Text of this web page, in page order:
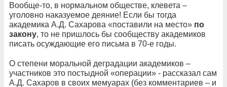
Вообще-то, в нормальном обществе, клевета –
уголовно наказуемое деяние! Если бы тогда
академика А.Д. Сахарова «поставили на место» по
закону, то не пришлось бы сообществу академиков
писать осуждающие его письма в 70-е годы.
О степени моральной деградации академиков –
участников это постыдной «операции» - рассказал сам
А.Д. Сахаров в своих мемуарах (без комментариев – и